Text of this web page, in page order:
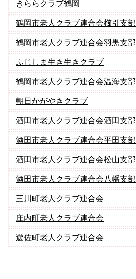
きららクラブ鶴岡
鶴岡市老人クラブ連合会櫛引支部
鶴岡市老人クラブ連合会羽黒支部
ふじしま生き生きクラブ
鶴岡市老人クラブ連合会温海支部
朝日かがやきクラブ
酒田市老人クラブ連合会酒田支部
酒田市老人クラブ連合会平田支部
酒田市老人クラブ連合会松山支部
酒田市老人クラブ連合会八幡支部
三川町老人クラブ連合会
庄内町老人クラブ連合会
遊佐町老人クラブ連合会